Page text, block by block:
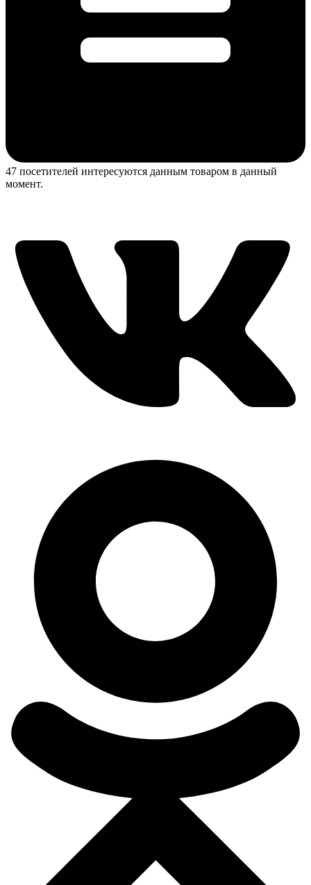
47 посетителей интересуются данным товаром в данный
момент.